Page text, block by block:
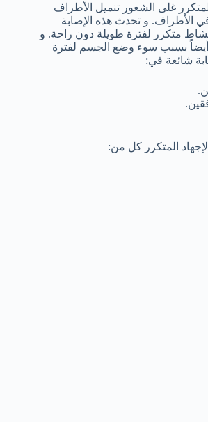
غلى الشعور تنميل الأطراف
الأطراف. و تحدث هذه الإصابة
متكرر لفترة طويلة دون راحة. و
أيضاً بسبب سوء وضع الجسم لفترة
شائعة في:
المتكرر كل من: